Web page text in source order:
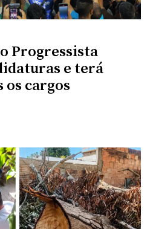
Progressista
e terá
os cargos